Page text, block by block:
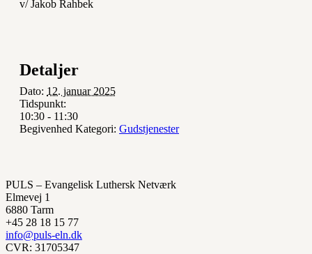
v/ Jakob Rahbek
Detaljer
Dato: 12. januar 2025
Tidspunkt:
10:30 - 11:30
Begivenhed Kategori: Gudstjenester
PULS – Evangelisk Luthersk Netværk
Elmevej 1
6880 Tarm
+45 28 18 15 77
info@puls-eln.dk
CVR: 31705347